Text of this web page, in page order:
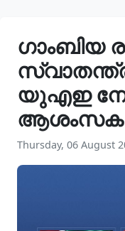
ഗാംബിയ
യുഎഇ
Thursday, 06 August